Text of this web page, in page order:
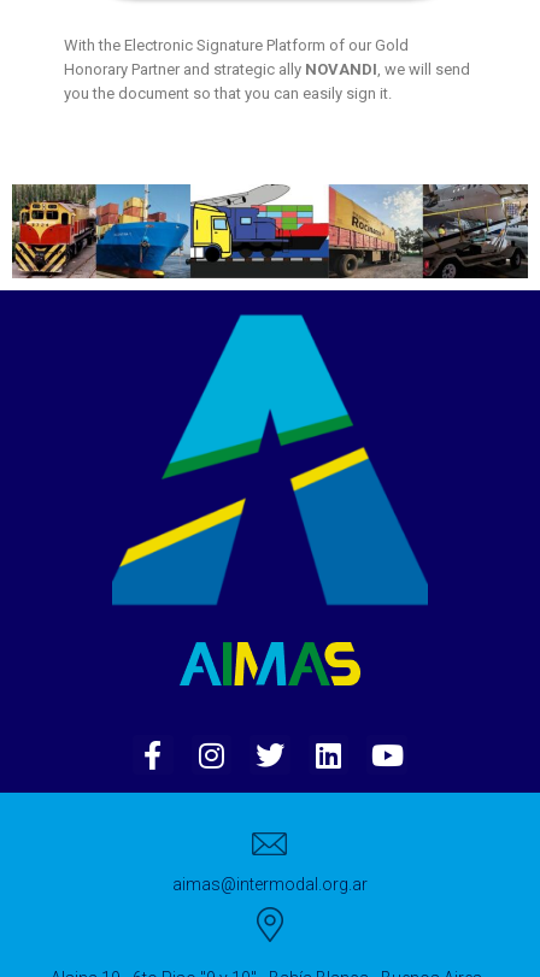
With the Electronic Signature Platform of our Gold
Honorary Partner and strategic ally NOVANDI, we will send
you the document so that you can easily sign it.
aimas@intermodal.org.ar